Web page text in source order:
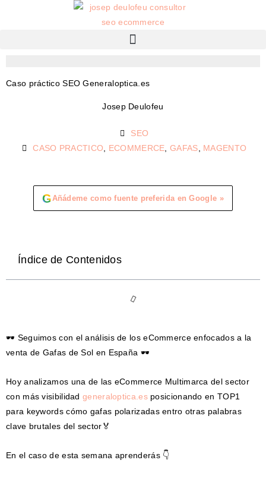
Caso práctico SEO Generaloptica.es
Josep Deulofeu
SEO
CASO PRACTICO
ECOMMERCE ,GAFAS MAGENTO
GAñádeme como fuente preferida en Google »
Índice de Contenidos
🕶 Seguimos con el análisis de los eCommerce enfocados a la
venta de Gafas de Sol en España 🕶
Hoy analizamos una de las eCommerce Multimarca del sector
con más visibilidadgeneraloptica.esposicionando en TOP1
para keywords cómo gafas polarizadas entro otras palabras
clave brutales del sector🏅
En el caso de esta semana aprenderás 👇